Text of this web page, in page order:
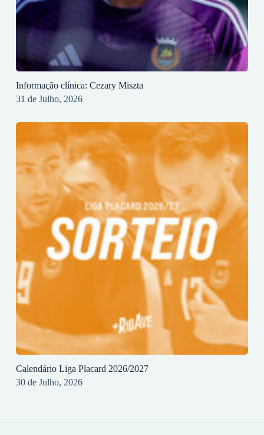
Informação clínica: Cezary Miszta
31 de Julho, 2026
Calendário Liga Placard 2026/2027
30 de Julho, 2026